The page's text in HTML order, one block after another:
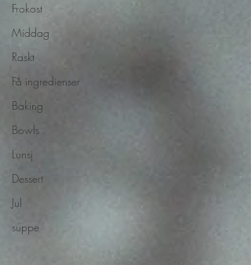
Frokost
Middag
Raskt
Få ingredienser
Baking
Bowls
Lunsj
Dessert
Jul
suppe